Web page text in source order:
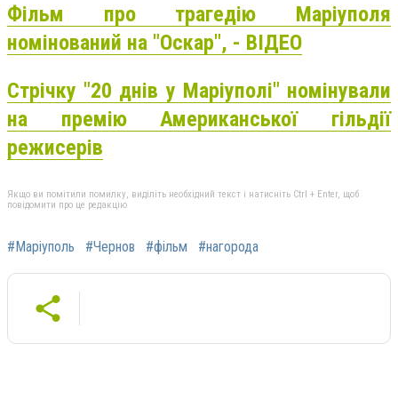
Фільм про трагедію Маріуполя
номінований на "Оскар", - ВІДЕО
Стрічку "20 днів у Маріуполі" номінували
на премію Американської гільдії
режисерів
Якщо ви помітили помилку, виділіть необхідний текст і натисніть Ctrl + Enter, щоб
повідомити про це редакцію
#Маріуполь #Чернов #фільм #нагорода